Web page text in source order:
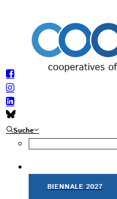
Suche
BIENNALE 2027